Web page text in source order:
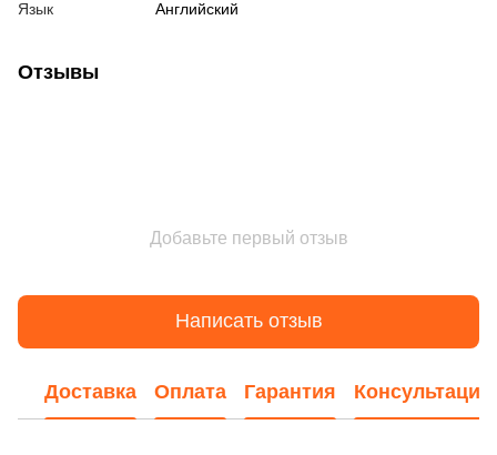
Язык
Английский
Отзывы
Добавьте первый отзыв
Написать отзыв
Доставка Оплата Гарантия Консультация